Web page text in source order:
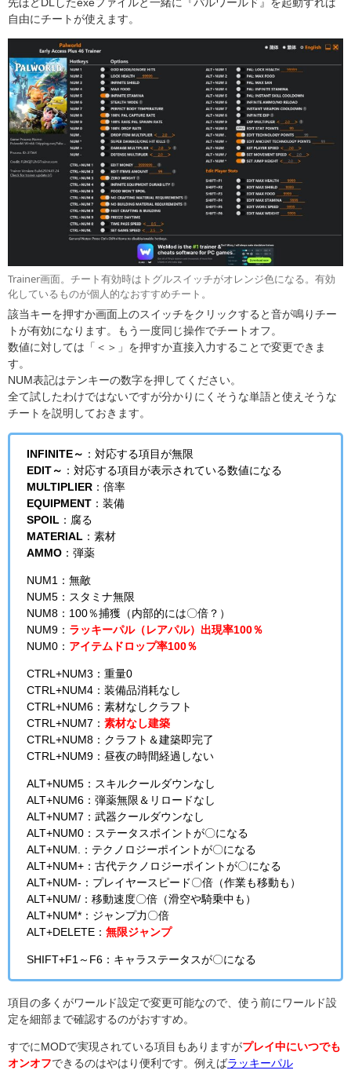
先ほどDLしたexeファイルと一緒に『パルワールド』を起動すれば
自由にチートが使えます。
Trainer画面。チート有効時はトグルスイッチがオレンジ色になる。有効
化しているものが個人的なおすすめチート。
該当キーを押すか画面上のスイッチをクリックすると音が鳴りチー
トが有効になります。もう一度同じ操作でチートオフ。
数値に対しては「＜＞」を押すか直接入力することで変更できま
す。
NUM表記はテンキーの数字を押してください。
全て試したわけではないですが分かりにくそうな単語と使えそうな
チートを説明しておきます。
INFINITE～ ：対応する項目が無限
EDIT～ ：対応する項目が表示されている数値になる
MULTIPLIER ：倍率
EQUIPMENT ：装備
SPOIL ：腐る
MATERIAL ：素材
AMMO ：弾薬
NUM1：無敵
NUM5：スタミナ無限
NUM8：100％捕獲（内部的には〇倍？）
NUM9： ラッキーパル（レアパル）出現率100％
NUM0： アイテムドロップ率100％
CTRL+NUM3：重量0
CTRL+NUM4：装備品消耗なし
CTRL+NUM6：素材なしクラフト
CTRL+NUM7： 素材なし建築
CTRL+NUM8：クラフト＆建築即完了
CTRL+NUM9：昼夜の時間経過しない
ALT+NUM5：スキルクールダウンなし
ALT+NUM6：弾薬無限＆リロードなし
ALT+NUM7：武器クールダウンなし
ALT+NUM0：ステータスポイントが〇になる
ALT+NUM.：テクノロジーポイントが〇になる
ALT+NUM+：古代テクノロジーポイントが〇になる
ALT+NUM-：プレイヤースピード〇倍（作業も移動も）
ALT+NUM/：移動速度〇倍（滑空や騎乗中も）
ALT+NUM*：ジャンプ力〇倍
ALT+DELETE： 無限ジャンプ
SHIFT+F1～F6：キャラステータスが〇になる
項目の多くがワールド設定で変更可能なので、使う前にワールド設
定を細部まで確認するのがおすすめ。
すでにMODで実現されている項目もありますがプレイ中にいつでも
オンオフできるのはやはり便利です。例えばラッキーパル